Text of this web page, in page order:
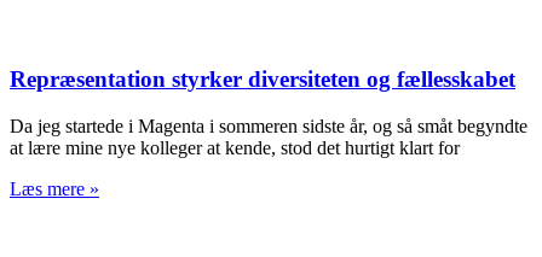
Repræsentation styrker diversiteten og fællesskabet
Da jeg startede i Magenta i sommeren sidste år, og så småt begyndte
at lære mine nye kolleger at kende, stod det hurtigt klart for
Læs mere »